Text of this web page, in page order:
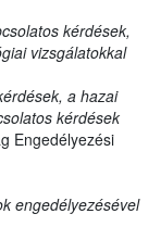
kérdések,
vizsgálatokkal
a hazai
kérdések
Engedélyezési
engedélyezésével